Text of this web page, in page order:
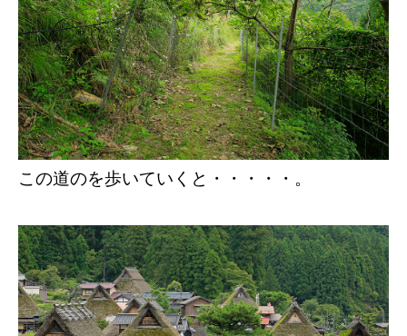
この道のを歩いていくと・・・・・。